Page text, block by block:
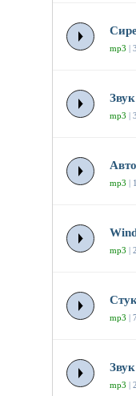
mp3 |
mp3 |
mp3 |
mp3 |
mp3 |
mp3 |